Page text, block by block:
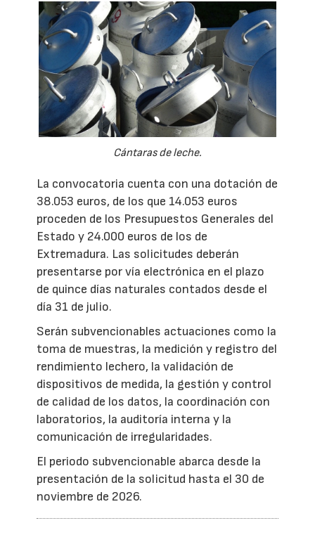
Cántaras de leche.
La convocatoria cuenta con una dotación de
38.053 euros, de los que 14.053 euros
proceden de los Presupuestos Generales del
Estado y 24.000 euros de los de
Extremadura. Las solicitudes deberán
presentarse por vía electrónica en el plazo
de quince días naturales contados desde el
día 31 de julio.
Serán subvencionables actuaciones como la
toma de muestras, la medición y registro del
rendimiento lechero, la validación de
dispositivos de medida, la gestión y control
de calidad de los datos, la coordinación con
laboratorios, la auditoría interna y la
comunicación de irregularidades.
El periodo subvencionable abarca desde la
presentación de la solicitud hasta el 30 de
noviembre de 2026.